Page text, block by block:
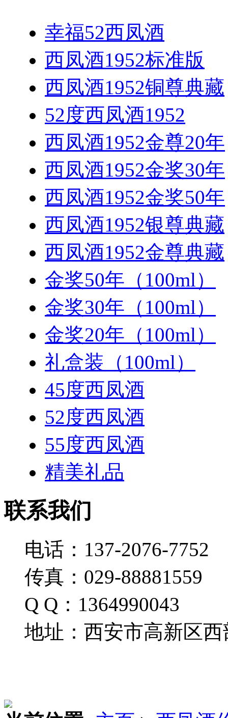
幸福52西凤酒
西凤酒1952标准版
西凤酒1952铜尊典藏
52度西凤酒1952
西凤酒1952金尊20年
西凤酒1952金奖30年
西凤酒1952金奖50年
西凤酒1952银尊典藏
西凤酒1952金尊典藏
金奖50年（100ml）
金奖30年（100ml）
金奖20年（100ml）
礼盒装（100ml）
45度西凤酒
52度西凤酒
55度西凤酒
精美礼品
联系我们
电话：137-2076-7752
传真：029-88881559
Q Q：1364990043
地址：西安市高新区西